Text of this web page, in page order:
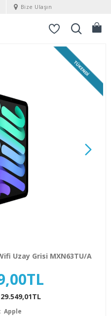
Bize Ulaşın
TÜKENDI
Uzay Grisi MXN63TU/A
29.549,01TL
Apple